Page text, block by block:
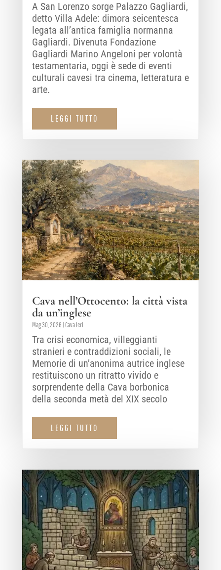
A San Lorenzo sorge Palazzo Gagliardi,
detto Villa Adele: dimora seicentesca
legata all’antica famiglia normanna
Gagliardi. Divenuta Fondazione
Gagliardi Marino Angeloni per volontà
testamentaria, oggi è sede di eventi
culturali cavesi tra cinema, letteratura e
arte.
LEGGI TUTTO
Cava nell’Ottocento: la città vista
da un’inglese
Mag 30, 2026 Cava Ieri
Tra crisi economica, villeggianti
stranieri e contraddizioni sociali, le
Memorie di un’anonima autrice inglese
restituiscono un ritratto vivido e
sorprendente della Cava borbonica
della seconda metà del XIX secolo
LEGGI TUTTO